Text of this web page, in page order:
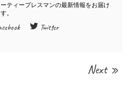
Twitter
Next »